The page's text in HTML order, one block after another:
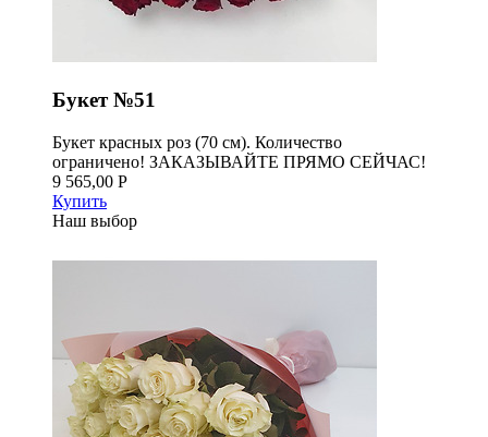
Букет №51
Букет красных роз (70 см). Количество
ограничено! ЗАКАЗЫВАЙТЕ ПРЯМО СЕЙЧАС!
9 565,00 Р
Купить
Наш выбор